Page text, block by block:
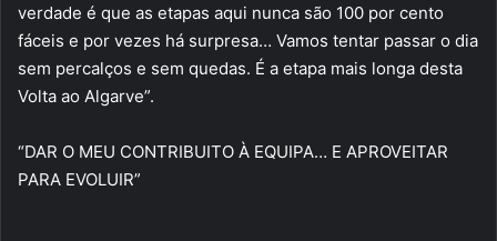
verdade é que as etapas aqui nunca são 100 por cento
fáceis e por vezes há surpresa… Vamos tentar passar o dia
sem percalços e sem quedas. É a etapa mais longa desta
Volta ao Algarve”.
“DAR O MEU CONTRIBUITO À EQUIPA… E APROVEITAR
PARA EVOLUIR”